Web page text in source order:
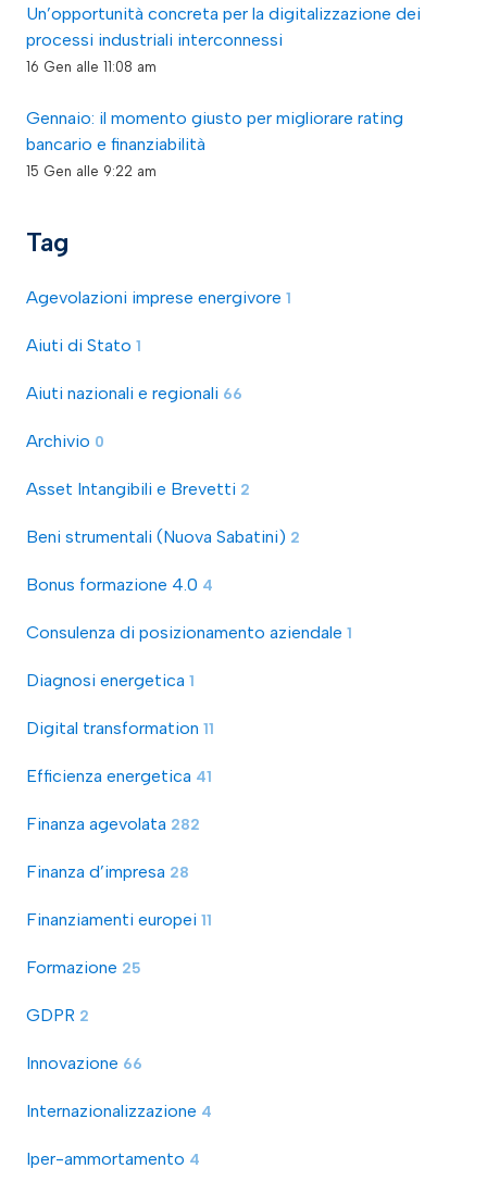
Un’opportunità concreta per la digitalizzazione dei
processi industriali interconnessi
16 Gen alle 11:08 am
Gennaio: il momento giusto per migliorare rating
bancario e finanziabilità
15 Gen alle 9:22 am
Tag
Agevolazioni imprese energivore 1
Aiuti di Stato 1
Aiuti nazionali e regionali 66
Archivio 0
Asset Intangibili e Brevetti 2
Beni strumentali (Nuova Sabatini) 2
Bonus formazione 4.0 4
Consulenza di posizionamento aziendale 1
Diagnosi energetica 1
Digital transformation 11
Efficienza energetica 41
Finanza agevolata 282
Finanza d’impresa 28
Finanziamenti europei 11
Formazione 25
GDPR 2
Innovazione 66
Internazionalizzazione 4
Iper-ammortamento 4